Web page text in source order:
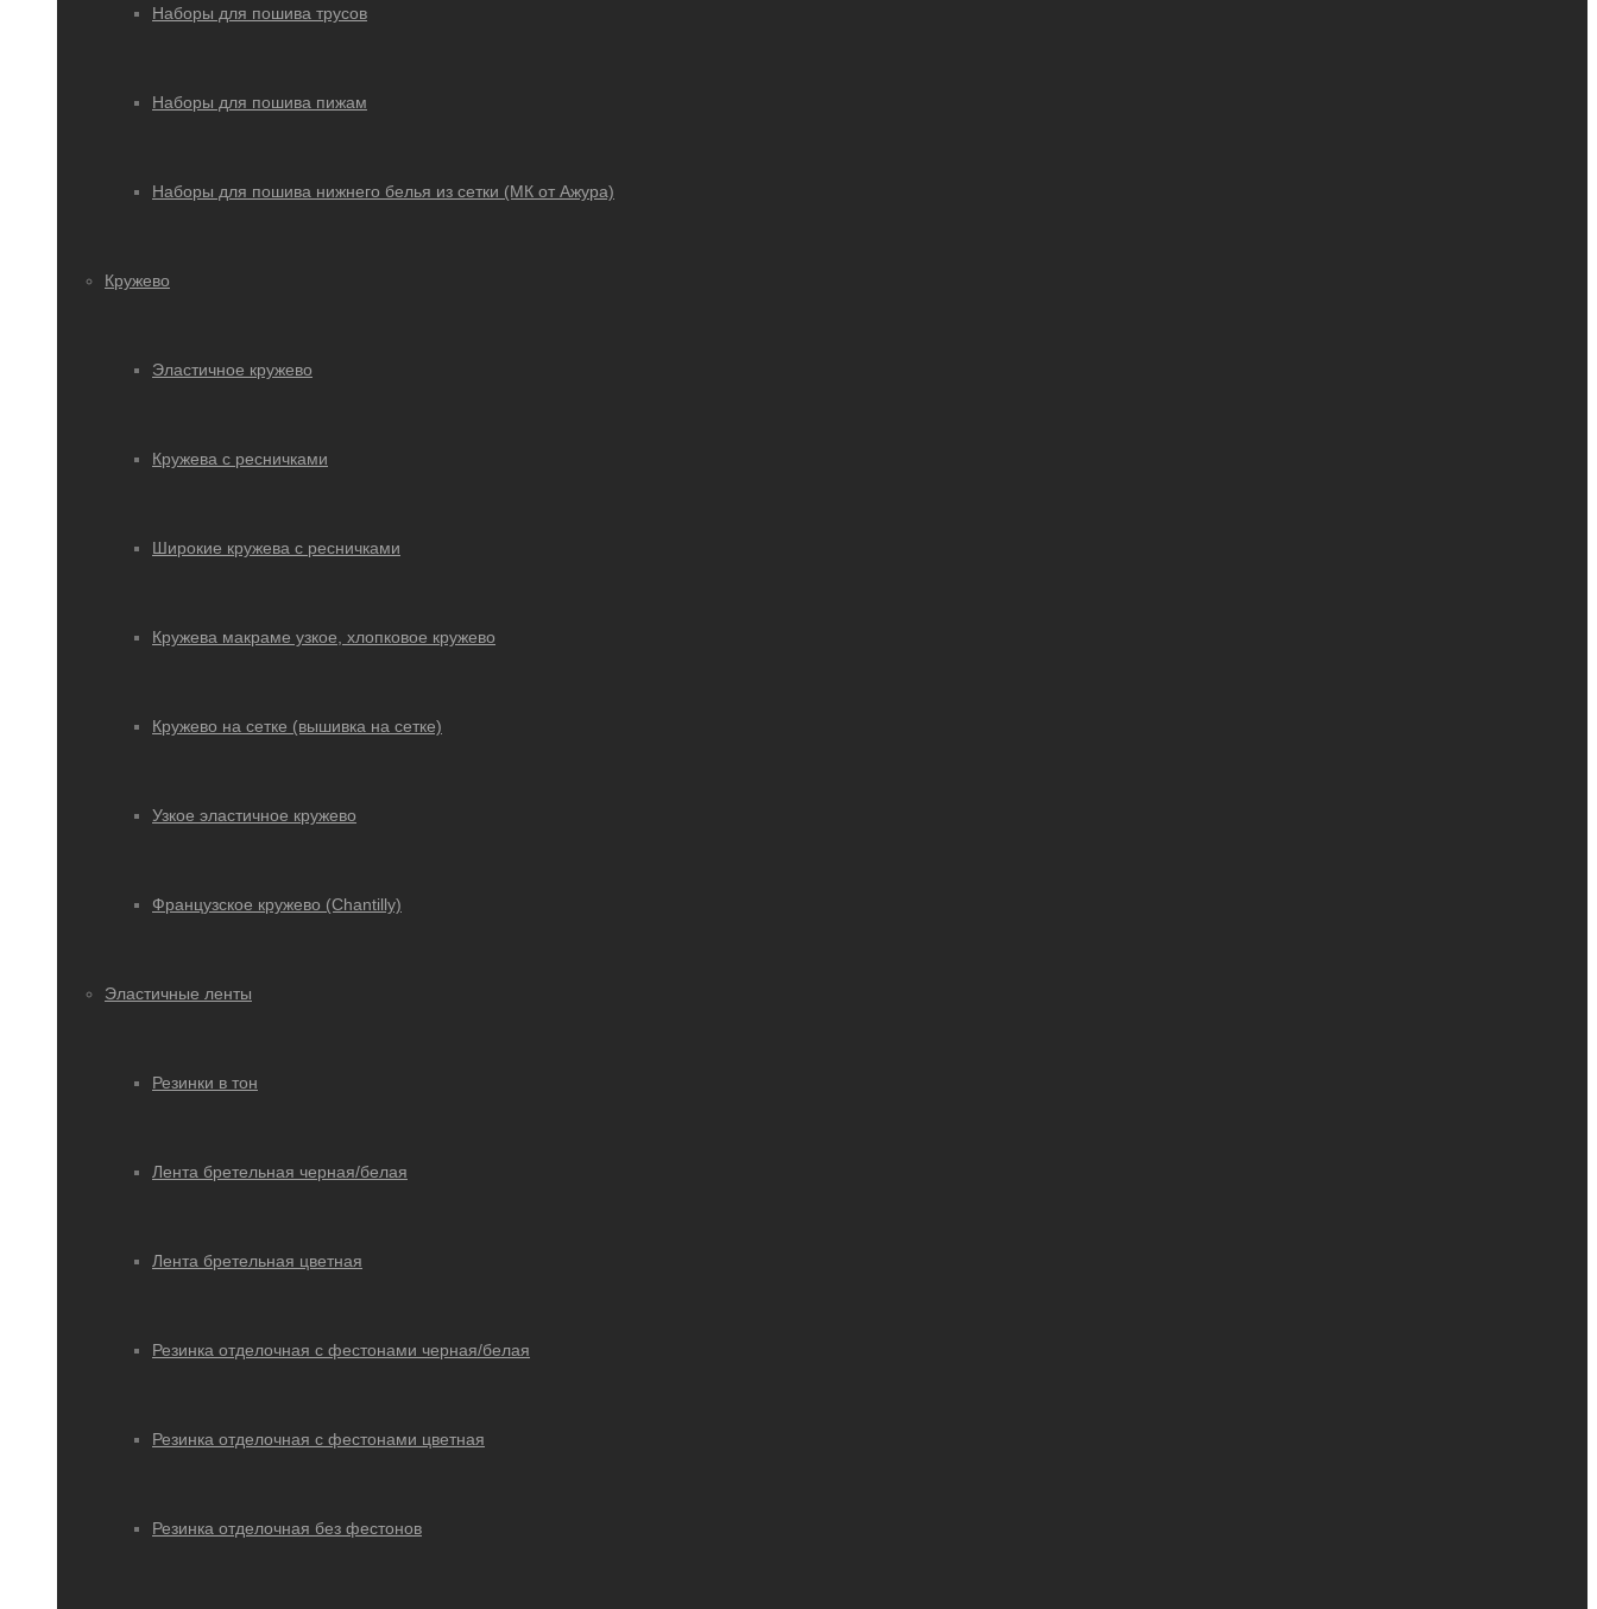
Наборы для пошива трусов
Наборы для пошива пижам
Наборы для пошива нижнего белья из сетки (МК от Ажура)
Кружево
Эластичное кружево
Кружева с ресничками
Широкие кружева с ресничками
Кружева макраме узкое, хлопковое кружево
Кружево на сетке (вышивка на сетке)
Узкое эластичное кружево
Французское кружево (Chantilly)
Эластичные ленты
Резинки в тон
Лента бретельная черная/белая
Лента бретельная цветная
Резинка отделочная с фестонами черная/белая
Резинка отделочная с фестонами цветная
Резинка отделочная без фестонов